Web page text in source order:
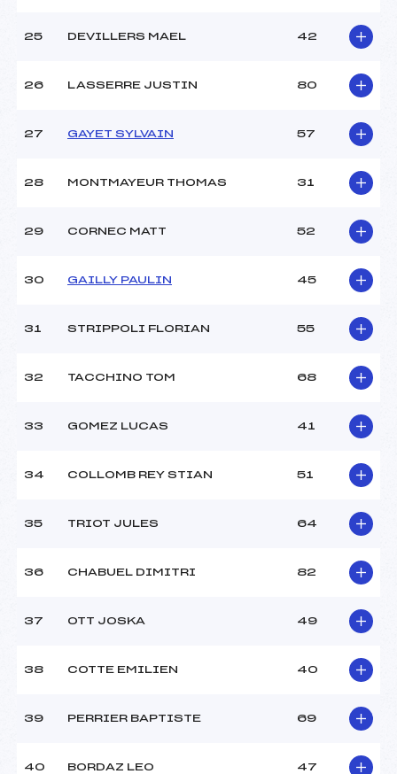
25 DEVILLERS MAEL 42
26 LASSERRE JUSTIN 80
27 GAYET SYLVAIN 57
28 MONTMAYEUR THOMAS 31
29 CORNEC MATT 52
30 GAILLY PAULIN 45
31 STRIPPOLI FLORIAN 55
32 TACCHINO TOM 68
33 GOMEZ LUCAS 41
34 COLLOMB REY STIAN 51
35 TRIOT JULES 64
36 CHABUEL DIMITRI 82
37 OTT JOSKA 49
38 COTTE EMILIEN 40
39 PERRIER BAPTISTE 69
40 BORDAZ LEO 47